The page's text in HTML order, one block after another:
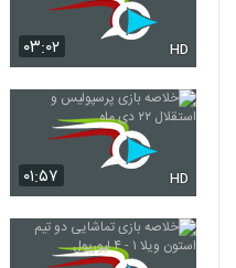
۰۳:۰۲ HD
۰۱:۵۷ HD